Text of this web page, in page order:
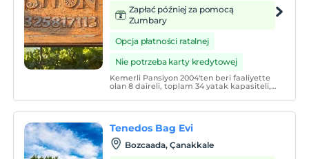
Zapłać później za pomocą
Zumbary
Opcja płatności ratalnej
Nie potrzeba karty kredytowej
Kemerli Pansiyon 2004'ten beri faaliyette
olan 8 daireli, toplam 34 yatak kapasiteli,
Tenedos Bag Evi
Bozcaada, Çanakkale